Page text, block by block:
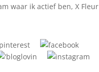
waar ik actief ben, X Fleur